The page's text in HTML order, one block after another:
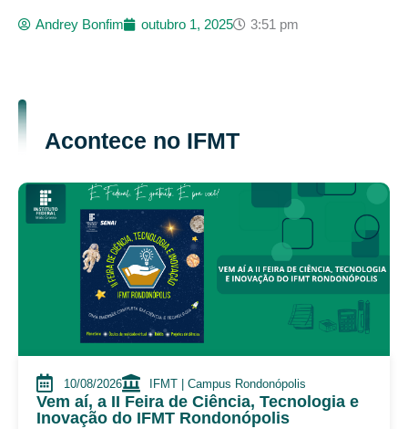
Andrey Bonfim outubro 1, 2025 3:51 pm
Acontece no IFMT
10/08/2026 IFMT | Campus Rondonópolis
Vem aí, a II Feira de Ciência, Tecnologia e
Inovação do IFMT Rondonópolis